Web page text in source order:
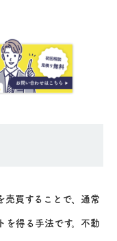
売買することで、通常
を得る手法です。不動